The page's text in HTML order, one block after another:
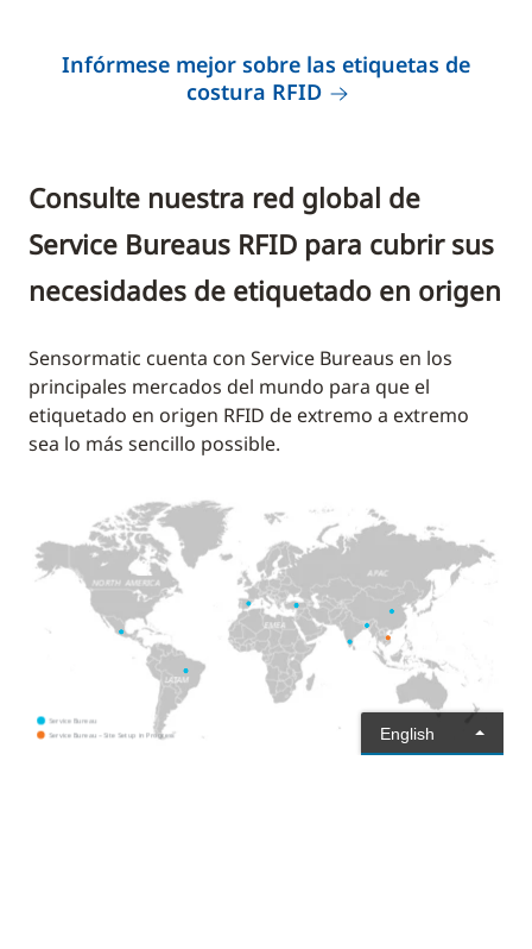
Infórmese mejor sobre las etiquetas de
costura RFID
Consulte nuestra red global de
Service Bureaus RFID para cubrir sus
necesidades de etiquetado en origen
Sensormatic cuenta con Service Bureaus en los
principales mercados del mundo para que el
etiquetado en origen RFID de extremo a extremo
sea lo más sencillo possible.